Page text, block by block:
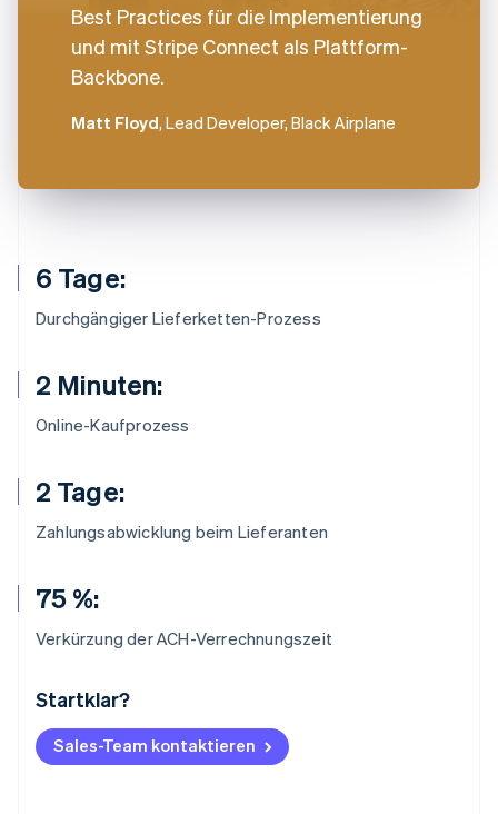
6 Tage:
Durchgängiger Lieferketten-Prozess
2 Minuten:
Online-Kaufprozess
2 Tage:
Zahlungsabwicklung beim Lieferanten
75 %:
Verkürzung der ACH-Verrechnungszeit
Startklar?
Sales-Team kontaktieren
Best Practices für die Implementierung
und mit Stripe Connect als Plattform-
Backbone.
Matt Floyd, Lead Developer, Black Airplane
Australien
Belgien
NederlandsFrançaisDeutschEnglish